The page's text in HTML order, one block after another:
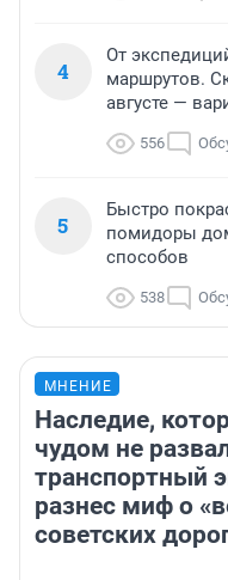
4
От
маршрутов.
августе —
556
5
Быстро
помидоры
способов
538
МНЕНИЕ
Наследие,
чудом не
транспортный
разнес миф о
советских